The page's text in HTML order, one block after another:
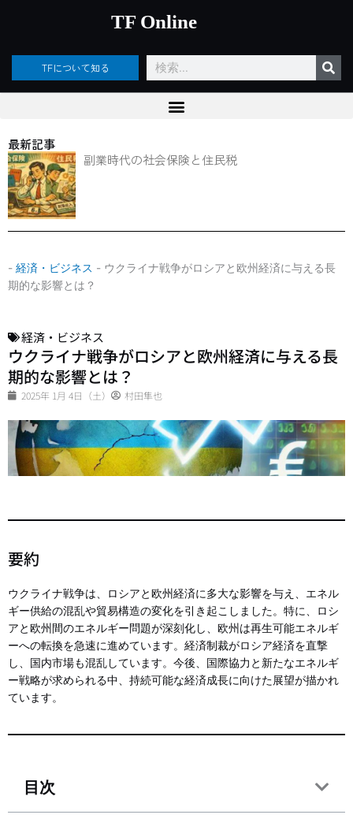
ッ
TF Online
TFについて知る
検
索
最新記事
副業時代の社会保険と住民税
- 経済・ビジネス - ウクライナ戦争がロシアと欧州経済に与える長
期的な影響とは？
経済・ビジネス
ウクライナ戦争がロシアと欧州経済に与える長
期的な影響とは？
2025年 1月 4日（土） 村田隼也
要約
ウクライナ戦争は、ロシアと欧州経済に多大な影響を与え、エネル
ギー供給の混乱や貿易構造の変化を引き起こしました。特に、ロシ
アと欧州間のエネルギー問題が深刻化し、欧州は再生可能エネルギ
ーへの転換を急速に進めています。経済制裁がロシア経済を直撃
し、国内市場も混乱しています。今後、国際協力と新たなエネルギ
ー戦略が求められる中、持続可能な経済成長に向けた展望が描かれ
ています。
目次